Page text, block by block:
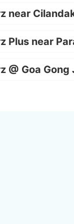
near
Plus near
@ Goa